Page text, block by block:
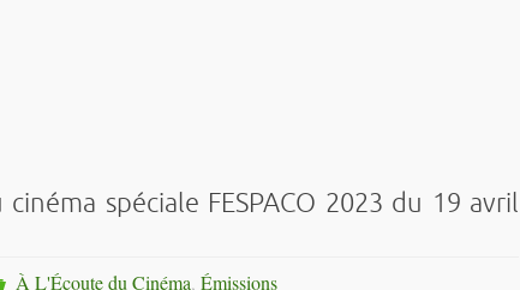
spéciale FESPACO 2023 du 19 avril
À L'Écoute du Cinéma, Émissions